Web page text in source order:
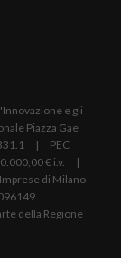
e gli
Piazza Gae
| PEC
€ i.v. |
di Milano
della Regione